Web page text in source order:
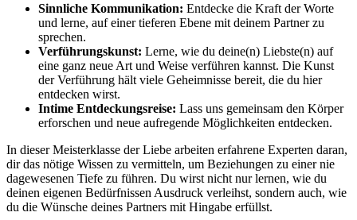
Sinnliche Kommunikation: Entdecke die Kraft der Worte
und lerne, auf einer tieferen Ebene mit deinem Partner zu
sprechen.
Verführungskunst: Lerne, wie du deine(n) Liebste(n) auf
eine ganz neue Art und Weise verführen kannst. Die Kunst
der Verführung hält viele Geheimnisse bereit, die du hier
entdecken wirst.
Intime Entdeckungsreise: Lass uns gemeinsam den Körper
erforschen und neue aufregende Möglichkeiten entdecken.
In dieser Meisterklasse der Liebe arbeiten erfahrene Experten daran,
dir das nötige Wissen zu vermitteln, um Beziehungen zu einer nie
dagewesenen Tiefe zu führen. Du wirst nicht nur lernen, wie du
deinen eigenen Bedürfnissen Ausdruck verleihst, sondern auch, wie
du die Wünsche deines Partners mit Hingabe erfüllst.